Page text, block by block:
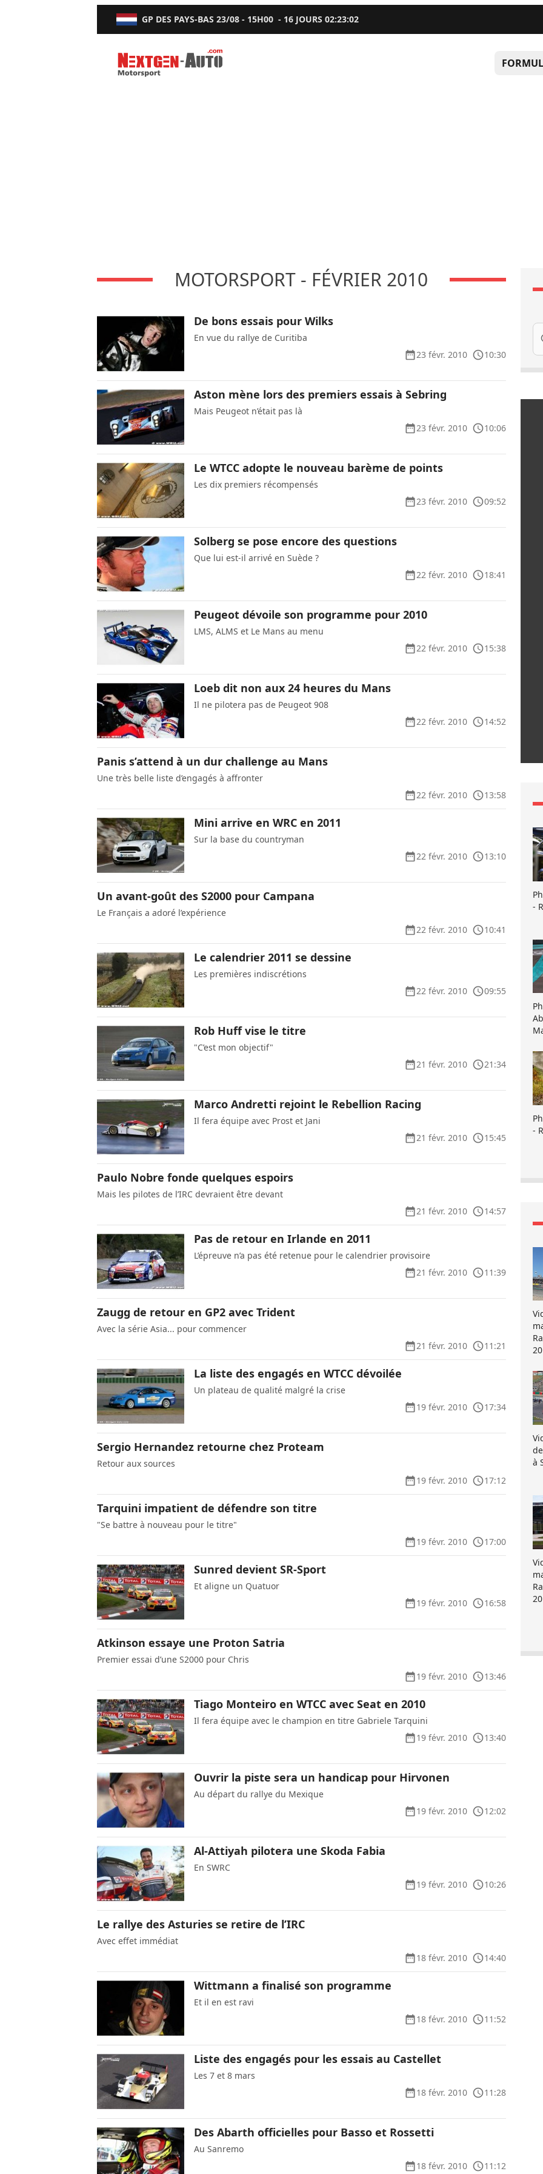
GP DES PAYS-BAS 23/08 - 15H00 - 16 JOURS02:23:02
Nextgen-Auto.com
MOTORSPORT - FÉVRIER 2010
De bons essais pour Wilks
En vue du rallye de Curitiba
23 févr. 2010
10:30
Aston mène lors des premiers essais à Sebring
Mais Peugeot n’était pas là
23 févr. 2010
10:06
Le WTCC adopte le nouveau barème de points
Les dix premiers récompensés
23 févr. 2010
09:52
Solberg se pose encore des questions
Que lui est-il arrivé en Suède ?
22 févr. 2010
18:41
Peugeot dévoile son programme pour 2010
LMS, ALMS et Le Mans au menu
22 févr. 2010
15:38
Loeb dit non aux 24 heures du Mans
Il ne pilotera pas de Peugeot 908
22 févr. 2010
14:52
Panis s’attend à un dur challenge au Mans
Une très belle liste d’engagés à affronter
22 févr. 2010
13:58
Mini arrive en WRC en 2011
Sur la base du countryman
22 févr. 2010
13:10
Un avant-goût des S2000 pour Campana
Le Français a adoré l’expérience
22 févr. 2010
10:41
Le calendrier 2011 se dessine
Les premières indiscrétions
22 févr. 2010
09:55
Rob Huff vise le titre
"C’est mon objectif"
21 févr. 2010
21:34
Marco Andretti rejoint le Rebellion Racing
Il fera équipe avec Prost et Jani
21 févr. 2010
15:45
Paulo Nobre fonde quelques espoirs
Mais les pilotes de l’IRC devraient être devant
21 févr. 2010
14:57
Pas de retour en Irlande en 2011
L’épreuve n’a pas été retenue pour le calendrier provisoire
21 févr. 2010
11:39
Zaugg de retour en GP2 avec Trident
Avec la série Asia... pour commencer
21 févr. 2010
11:21
La liste des engagés en WTCC dévoilée
Un plateau de qualité malgré la crise
19 févr. 2010
17:34
Sergio Hernandez retourne chez Proteam
Retour aux sources
19 févr. 2010
17:12
Tarquini impatient de défendre son titre
"Se battre à nouveau pour le titre"
19 févr. 2010
17:00
Sunred devient SR-Sport
Et aligne un Quatuor
19 févr. 2010
16:58
Atkinson essaye une Proton Satria
Premier essai d’une S2000 pour Chris
19 févr. 2010
13:46
Tiago Monteiro en WTCC avec Seat en 2010
Il fera équipe avec le champion en titre Gabriele Tarquini
19 févr. 2010
13:40
Ouvrir la piste sera un handicap pour Hirvonen
Au départ du rallye du Mexique
19 févr. 2010
12:02
Al-Attiyah pilotera une Skoda Fabia
En SWRC
19 févr. 2010
10:26
Le rallye des Asturies se retire de l’IRC
Avec effet immédiat
18 févr. 2010
14:40
Wittmann a finalisé son programme
Et il en est ravi
18 févr. 2010
11:52
Liste des engagés pour les essais au Castellet
Les 7 et 8 mars
18 févr. 2010
11:28
Des Abarth officielles pour Basso et Rossetti
Au Sanremo
18 févr. 2010
11:12
-
-
à